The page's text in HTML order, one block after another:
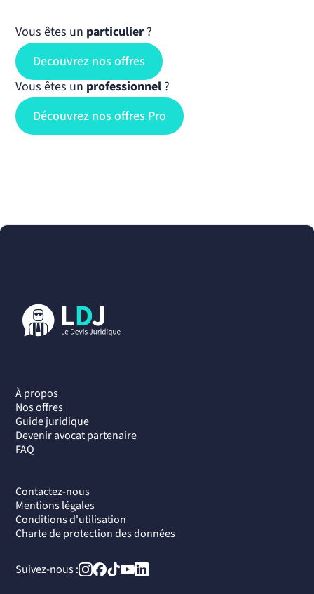
Vous êtes un particulier ?
Decouvrez nos offres
Vous êtes un professionnel ?
Découvrez nos offres Pro
À propos
Nos offres
Guide juridique
Devenir avocat partenaire
FAQ
Contactez-nous
Mentions légales
Conditions d'utilisation
Charte de protection des données
Suivez-nous :